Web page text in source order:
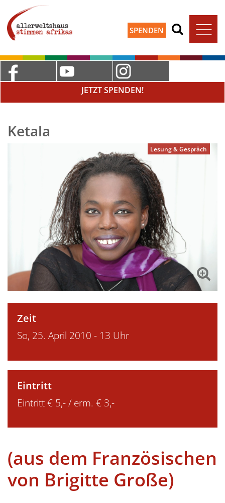
SPENDEN
JETZT SPENDEN!
Ketala
Lesung & Gespräch
Zeit
So, 25. April 2010 - 13 Uhr
Eintritt
Eintritt € 5,- / erm. € 3,-
(aus dem Französischen
von Brigitte Große)